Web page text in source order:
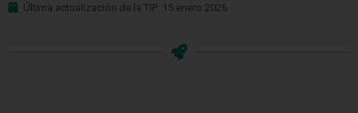
Última actualización de la TIP: 15 enero 2026